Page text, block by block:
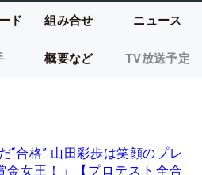
ド 組み合せ ニュース
概要など TV放送予定
“合格” 山田彩歩は笑顔のプレ
金女王！」【プロテスト全合